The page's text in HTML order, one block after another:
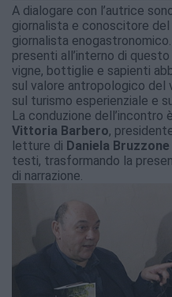
A dialogare con l’autrice
giornalista e conoscitore
giornalista
presenti all’interno di
vigne, bottiglie e sapienti
sul valore antropologico del
sul turismo esperienziale e
La conduzione dell’incontro
Vittoria Barbero,
letture di Daniela Bruzzone
testi, trasformando la
di narrazione.